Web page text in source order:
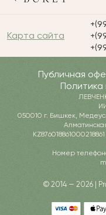
Карта сайта
Публичная
050010 г. Бишкек,
Номер
© 2014 — 2026 |